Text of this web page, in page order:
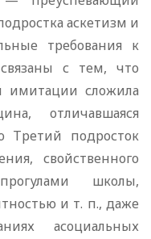
аскетизм и
требования к
с тем, что
имитации сложила
отличавшаяся
Третий подросток
свойственного
школы,
и т. п., даже
асоциальных